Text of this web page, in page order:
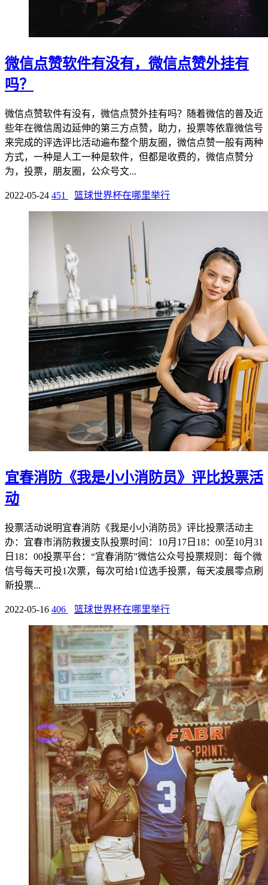
微信点赞软件有没有，微信点赞外挂有
吗？
微信点赞软件有没有，微信点赞外挂有吗？随着微信的普及近
些年在微信周边延伸的第三方点赞，助力，投票等依靠微信号
来完成的评选评比活动遍布整个朋友圈，微信点赞一般有两种
方式，一种是人工一种是软件，但都是收费的，微信点赞分
为，投票，朋友圈，公众号文...
2022-05-24 451 篮球世界杯在哪里举行
宜春消防《我是小小消防员》评比投票活
动
投票活动说明宜春消防《我是小小消防员》评比投票活动主
办：宜春市消防救援支队投票时间：10月17日18：00至10月31
日18：00投票平台：“宜春消防”微信公众号投票规则：每个微
信号每天可投1次票，每次可给1位选手投票，每天凌晨零点刷
新投票...
2022-05-16 406 篮球世界杯在哪里举行